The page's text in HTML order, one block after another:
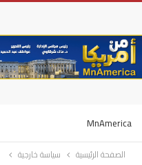
MnAmerica
الصفحة الرئيسية سياسة خارجية